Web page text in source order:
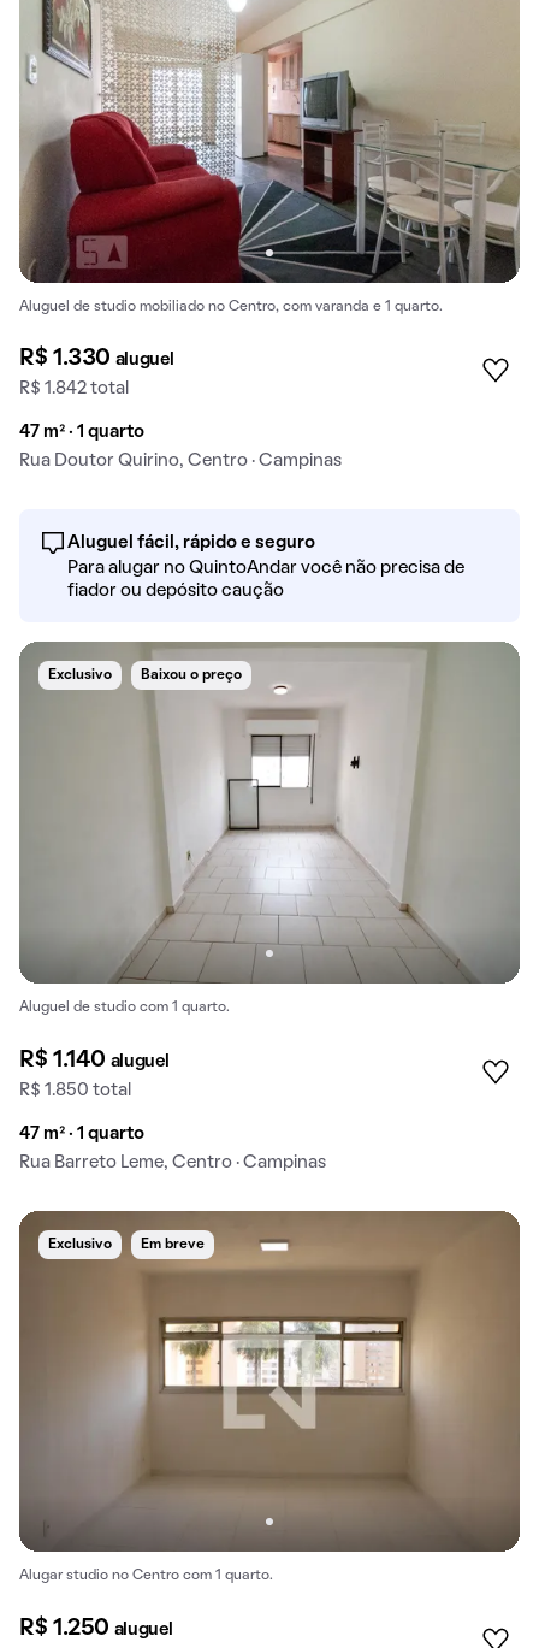
Aluguel de studio mobiliado no Centro, com varanda e 1 quarto.
R$ 1.330 aluguel
R$ 1.842 total
47 m² · 1 quarto
Rua Doutor Quirino, Centro · Campinas
Aluguel fácil, rápido e seguro
Para alugar no QuintoAndar você não precisa de
fiador ou depósito caução
Exclusivo Baixou o preço
Aluguel de studio com 1 quarto.
R$ 1.140 aluguel
R$ 1.850 total
47 m² · 1 quarto
Rua Barreto Leme, Centro · Campinas
Exclusivo Em breve
Alugar studio no Centro com 1 quarto.
R$ 1.250 aluguel